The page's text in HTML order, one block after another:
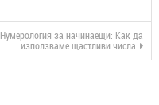
Нумерология за начинаещи: Как да
използваме щастливи числа